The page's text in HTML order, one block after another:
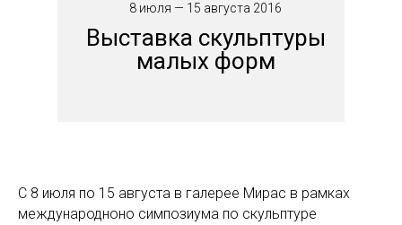
8 июля — 15 августа 2016
Выставка скульптуры
малых форм
С 8 июля по 15 августа в галерее Мирас в рамках
международноно симпозиума по скульптуре